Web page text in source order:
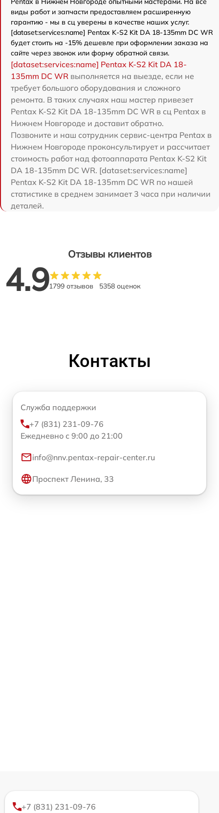
виды работ и запчасти предоставляем расширенную
гарантию - мы в сц уверены в качестве наших услуг.
[dataset:services:name] Pentax K-S2 Kit DA 18-135mm DC WR
будет стоить на -15% дешевле при оформлении заказа на
сайте через звонок или форму обратной связи.
[dataset:services:name] Pentax K-S2 Kit DA 18-
135mm DC WR выполняется на выезде, если не
требует большого оборудования и сложного
ремонта. В таких случаях наш мастер привезет
Pentax K-S2 Kit DA 18-135mm DC WR в сц Pentax в
Нижнем Новгороде и доставит обратно.
Позвоните и наш сотрудник сервис-центра Pentax в
Нижнем Новгороде проконсультирует и рассчитает
стоимость работ над фотоаппарата Pentax K-S2 Kit
DA 18-135mm DC WR. [dataset:services:name]
Pentax K-S2 Kit DA 18-135mm DC WR по нашей
статистике в среднем занимает 3 часа при наличии
деталей.
Отзывы клиентов
4.91799 отзывов 5358 оценок
Контакты
Служба поддержки
+7 (831) 231-09-76
Ежедневно с 9:00 до 21:00
info@nnv.pentax-repair-center.ru
Проспект Ленина, 33
+7 (831) 231-09-76